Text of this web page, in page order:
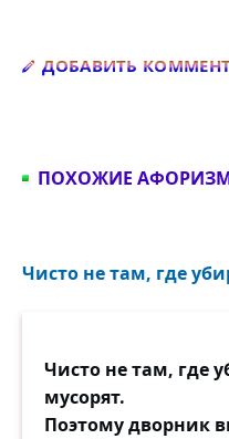
ДОБАВИТЬ
ПОХОЖИЕ
Чисто не там, где
Чисто не там, где
мусорят.
Поэтому дворник